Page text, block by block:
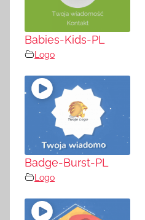
Babies-Kids-PL
Logo
Badge-Burst-PL
Logo